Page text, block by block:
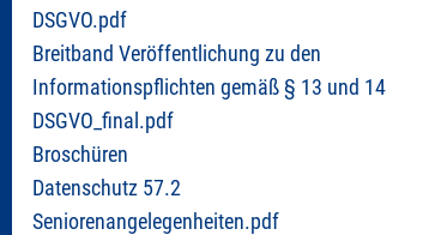
DSGVO.pdf
Breitband Veröffentlichung zu den
Informationspflichten gemäß § 13 und 14
DSGVO_final.pdf
Broschüren
Datenschutz 57.2
Seniorenangelegenheiten.pdf